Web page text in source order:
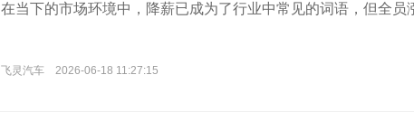
在当下的市场环境中，降薪已成为了行业中常见的词语，但全员
飞灵汽车 2026-06-18 11:27:15